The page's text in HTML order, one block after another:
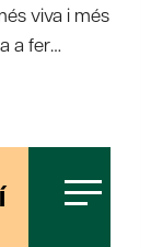
viva i més
a fer…